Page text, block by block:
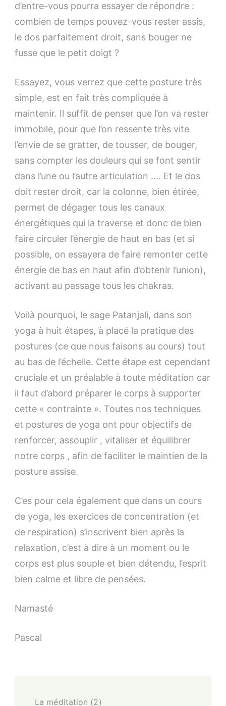
d’entre-vous pourra essayer de répondre :
combien de temps pouvez-vous rester assis,
le dos parfaitement droit, sans bouger ne
fusse que le petit doigt ?
Essayez, vous verrez que cette posture très
simple, est en fait très compliquée à
maintenir. Il suffit de penser que l’on va rester
immobile, pour que l’on ressente très vite
l’envie de se gratter, de tousser, de bouger,
sans compter les douleurs qui se font sentir
dans l’une ou l’autre articulation …. Et le dos
doit rester droit, car la colonne, bien étirée,
permet de dégager tous les canaux
énergétiques qui la traverse et donc de bien
faire circuler l’énergie de haut en bas (et si
possible, on essayera de faire remonter cette
énergie de bas en haut afin d’obtenir l’union),
activant au passage tous les chakras.
Voilà pourquoi, le sage Patanjali, dans son
yoga à huit étapes, à placé la pratique des
postures (ce que nous faisons au cours) tout
au bas de l’échelle. Cette étape est cependant
cruciale et un préalable à toute méditation car
il faut d’abord préparer le corps à supporter
cette « contrainte ». Toutes nos techniques
et postures de yoga ont pour objectifs de
renforcer, assouplir , vitaliser et équilibrer
notre corps , afin de faciliter le maintien de la
posture assise.
C’es pour cela également que dans un cours
de yoga, les exercices de concentration (et
de respiration) s’inscrivent bien après la
relaxation, c’est à dire à un moment ou le
corps est plus souple et bien détendu, l’esprit
bien calme et libre de pensées.
Namasté
Pascal
La méditation (2)